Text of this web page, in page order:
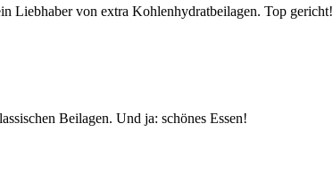
Liebhaber von extra Kohlenhydratbeilagen. Top gericht!
Beilagen. Und ja: schönes Essen!